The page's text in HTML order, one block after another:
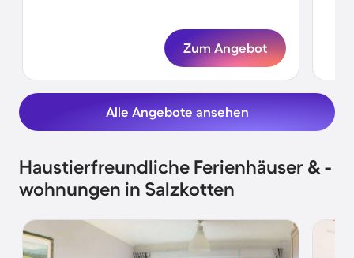
Zum Angebot
Alle Angebote ansehen
Haustierfreundliche Ferienhäuser & -
wohnungen in Salzkotten